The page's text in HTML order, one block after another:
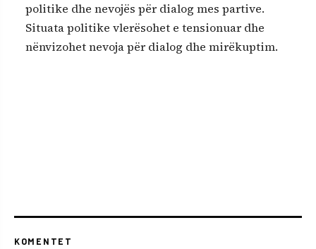
politike dhe nevojës për dialog mes partive.
Situata politike vlerësohet e tensionuar dhe
nënvizohet nevoja për dialog dhe mirëkuptim.
KOMENTET